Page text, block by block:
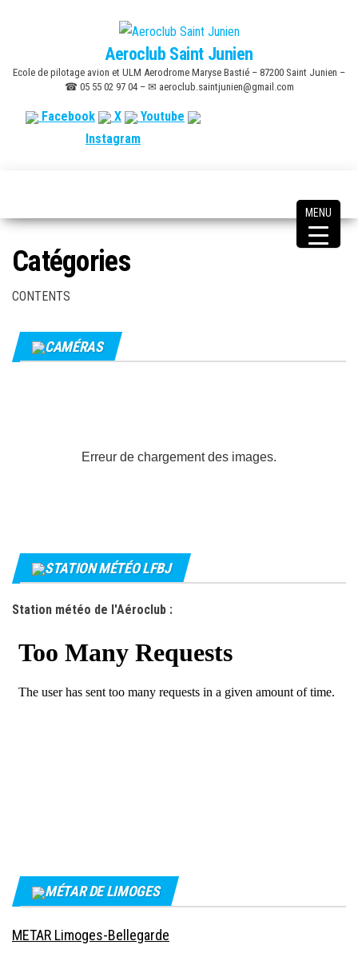
content
Aeroclub Saint Junien
Ecole de pilotage avion et ULM Aerodrome Maryse Bastié – 87200 Saint Junien –
☎ 05 55 02 97 04 – ✉ aeroclub.saintjunien@gmail.com
Facebook X
Youtube
Instagram
Catégories
CONTENTS
CAMÉRAS
Erreur de chargement des images.
STATION MÉTÉO LFBJ
Station météo de l'Aéroclub :
MÉTAR DE LIMOGES
METAR Limoges-Bellegarde
MENU